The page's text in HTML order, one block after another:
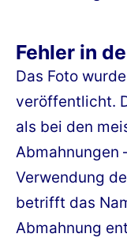
Fehler in
Das Foto
veröffentlicht.
als bei den
Abmahnungen
Verwendung
betrifft das
Abmahnung